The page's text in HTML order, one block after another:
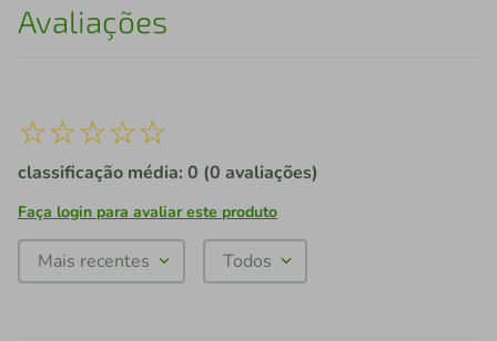
Avaliações
☆☆☆☆☆
classificação média: 0 (0 avaliações)
Faça login para avaliar este produto
Mais recentes Todos